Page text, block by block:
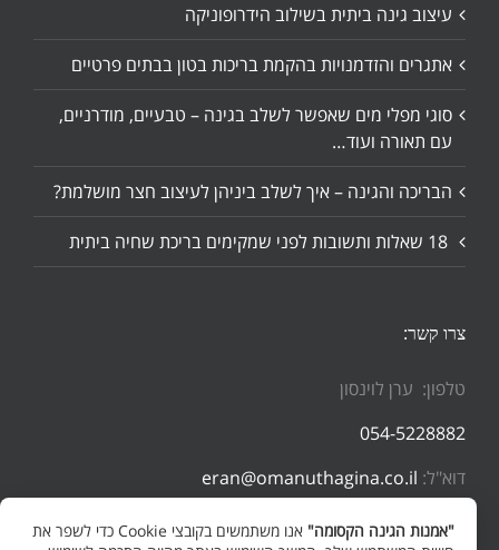
עיצוב גינה ביתית בשילוב הידרופוניקה
אתגרים והזדמנויות בהקמת בריכות בטון בבתים פרטיים
סוגי מפלי מים שאפשר לשלב בגינה – טבעיים, מודרניים,
עם תאורה ועוד…
הבריכה והגינה – איך לשלב ביניהן לעיצוב חצר מושלמת?
צרו קשר:
טלפון: ערן לוינסון
054-5228882
דוא"ל: eran@omanuthagina.co.il
"אמנות הגינה הקסומה"
אנו משתמשים בקובצי Cookie כדי לשפר את